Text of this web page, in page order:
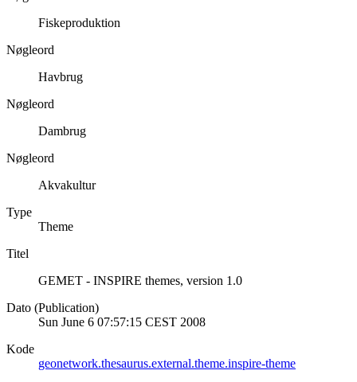
Fiskeproduktion
Nøgleord
Havbrug
Nøgleord
Dambrug
Nøgleord
Akvakultur
Type
Theme
Titel
GEMET - INSPIRE themes, version 1.0
Dato (Publication)
Sun June 6 07:57:15 CEST 2008
Kode
geonetwork.thesaurus.external.theme.inspire-theme